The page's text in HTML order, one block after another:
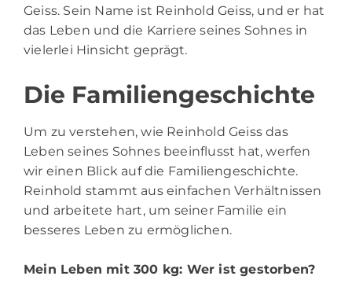
Geiss. Sein Name ist Reinhold Geiss, und er hat
das Leben und die Karriere seines Sohnes in
vielerlei Hinsicht geprägt.
Die Familiengeschichte
Um zu verstehen, wie Reinhold Geiss das
Leben seines Sohnes beeinflusst hat, werfen
wir einen Blick auf die Familiengeschichte.
Reinhold stammt aus einfachen Verhältnissen
und arbeitete hart, um seiner Familie ein
besseres Leben zu ermöglichen.
Mein Leben mit 300 kg: Wer ist gestorben?